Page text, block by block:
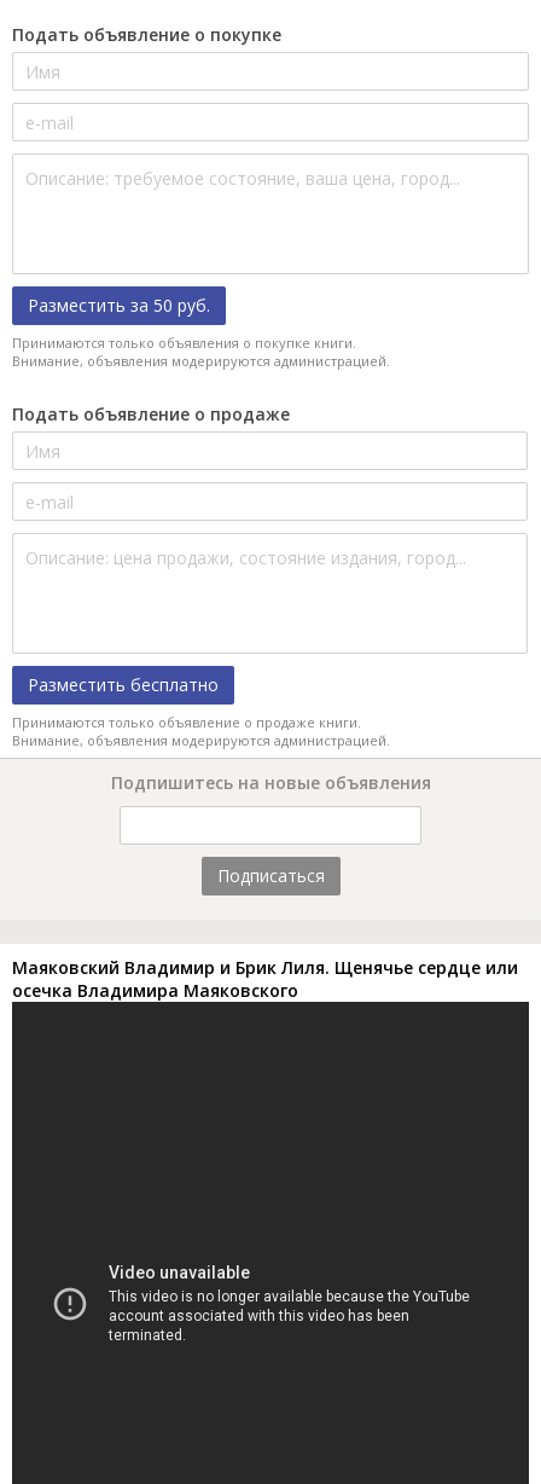
Подать объявление о покупке
Разместить за 50 руб.
Принимаются только объявления о покупке книги.
Внимание, объявления модерируются администрацией.
Подать объявление о продаже
Разместить бесплатно
Принимаются только объявление о продаже книги.
Внимание, объявления модерируются администрацией.
Подпишитесь на новые объявления
Подписаться
Маяковский Владимир и Брик Лиля. Щенячье сердце или
осечка Владимира Маяковского